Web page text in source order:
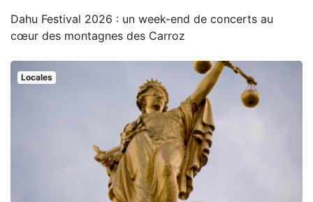
Dahu Festival 2026 : un week-end de concerts au
cœur des montagnes des Carroz
Locales